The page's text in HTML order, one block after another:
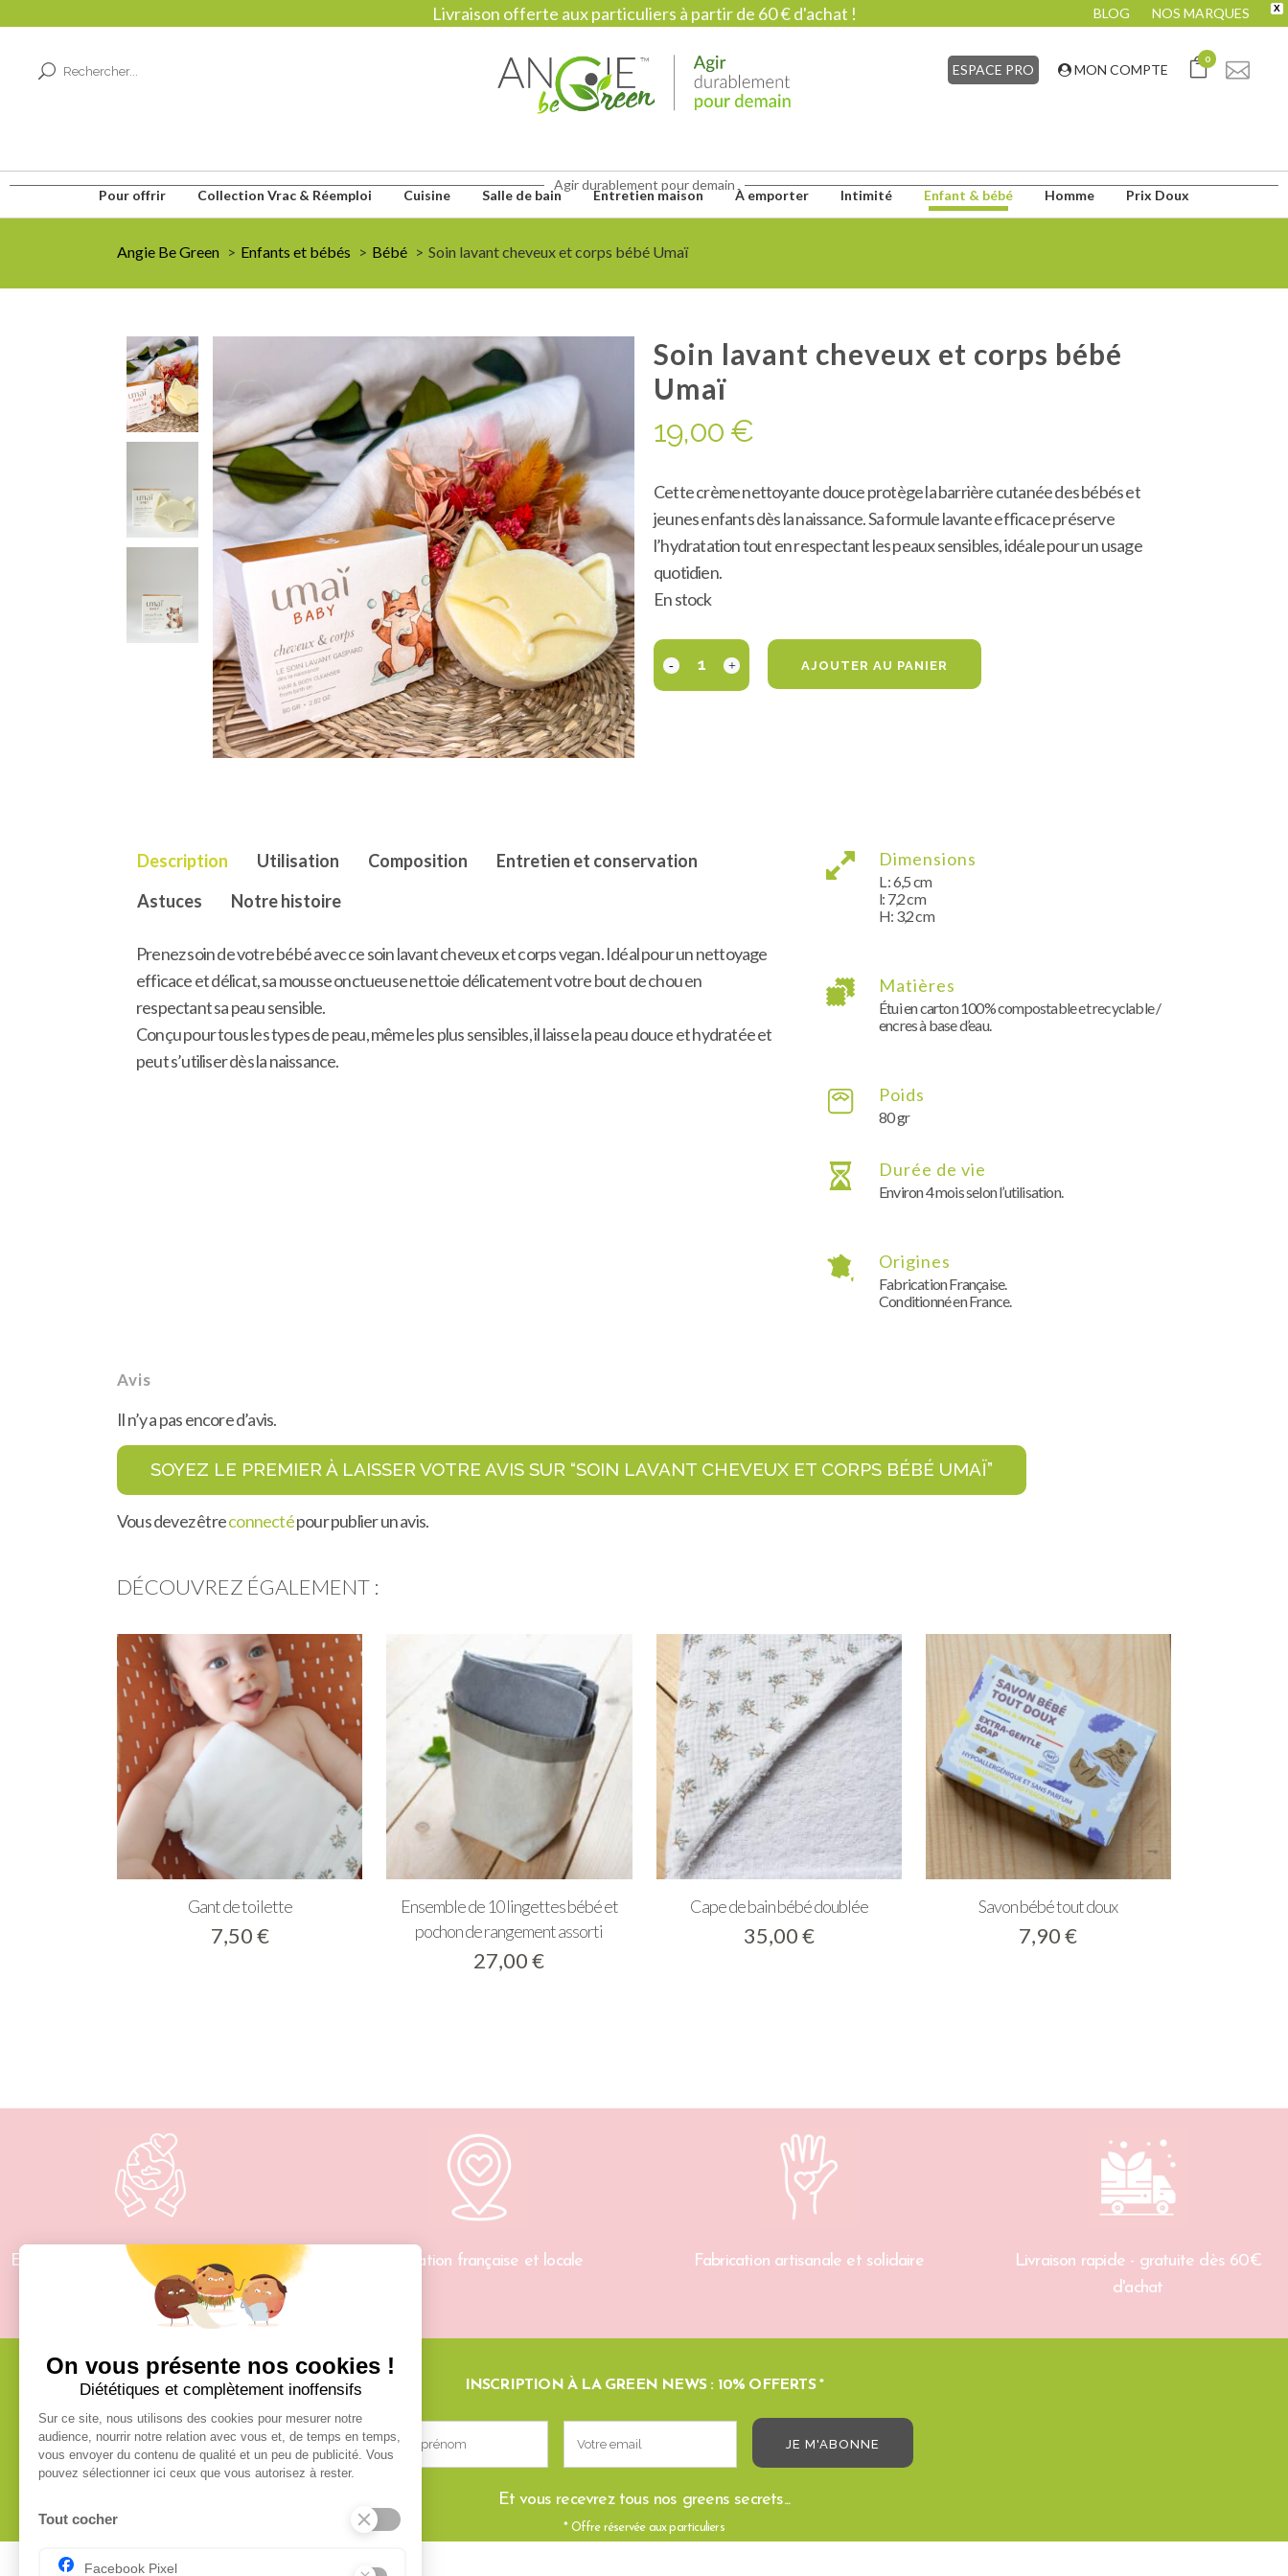
X
Livraison offerte aux particuliers à partir de 60 € d'achat ! BLOG NOS MARQUES
Agir durablement pour demain
ESPACE PRO MON COMPTE
0
Pour offrir Collection Vrac & Réemploi Cuisine Salle de bain Entretien maison À emporter Intimité Enfant & bébé Homme Prix Doux
Angie Be Green Enfants et bébés Bébé Soin lavant cheveux et corps bébé Umaï
Soin lavant cheveux et corps bébé
Umaï
19,00€
Cette crème nettoyante douce protège la barrière cutanée des bébés et
jeunes enfants dès la naissance. Sa formule lavante efficace préserve
l’hydratation tout en respectant les peaux sensibles, idéale pour un usage
quotidien.
En stock
AJOUTER AU PANIER
Description Utilisation Composition
Entretien et conservation
Astuces
Notre histoire
Prenez soin de votre bébé avec ce soin lavant cheveux et corps vegan. Idéal pour un nettoyage
efficace et délicat, sa mousse onctueuse nettoie délicatement votre bout de chou en
respectant sa peau sensible.
Conçu pour tous les types de peau, même les plus sensibles, il laisse la peau douce et hydratée et
peut s’utiliser dès la naissance.
Dimensions
L : 6,5 cm
l: 7,2 cm
H: 3,2 cm
Matières
Étui en carton 100% compostable et recyclable /
encres à base d’eau.
Poids
80 gr
Durée de vie
Environ 4 mois selon l’utilisation.
Origines
Fabrication Française.
Conditionné en France.
Avis
Il n’y a pas encore d’avis.
SOYEZ LE PREMIER À LAISSER VOTRE AVIS SUR “SOIN LAVANT CHEVEUX ET CORPS BÉBÉ UMAÏ”
Vous devez êtreconnectépour publier un avis.
DÉCOUVREZ ÉGALEMENT :
Gant de toilette
7,50€
Ensemble de 10 lingettes bébé et
pochon de rangement assorti
27,00€
Cape de bain bébé doublée
35,00€
Savon bébé tout doux
7,90€
Engagement écologique et zéro déchet Fabrication française et locale Fabrication artisanale et solidaire
Livraison rapide - gratuite dès 60€
d'achat
INSCRIPTION À LA GREEN NEWS : 10% OFFERTS *
Et vous recevrez tous nos greens secrets...
* Offre réservée aux particuliers